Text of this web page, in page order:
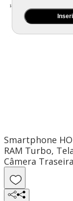
Home
Smartphone
RAM Turbo,
Câmera